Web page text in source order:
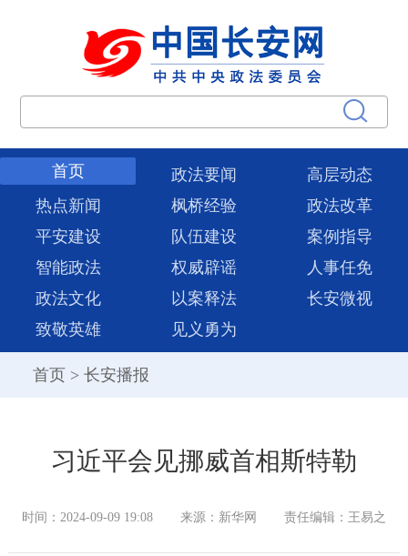
首页 政法要闻
高层动态
热点新闻
枫桥经验
政法改革
平安建设
队伍建设
案例指导
智能政法
权威辟谣
人事任免
政法文化
以案释法
长安微视
致敬英雄
见义勇为
首页 > 长安播报
习近平会见挪威首相斯特勒
时间：2024-09-09 19:08 来源：新华网 责任编辑：王易之